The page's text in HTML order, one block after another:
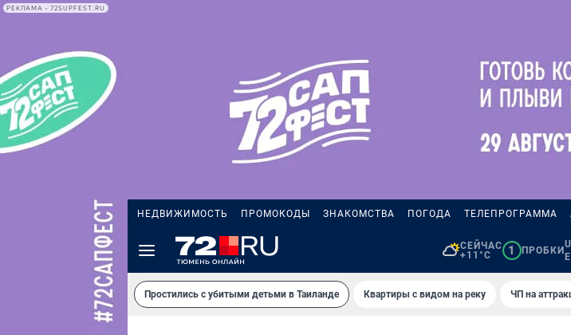
РЕКЛАМА • 72SUPFEST.RU
НЕДВИЖИМОСТЬ ПРОМОКОДЫ ЗНАКОМСТВА ПОГОДА ТЕЛЕПРОГРАММА
СЕЙЧАС
+11°C
1 ПРОБКИ
Простились с убитыми детьми в Таиланде Квартиры с видом на реку ЧП на